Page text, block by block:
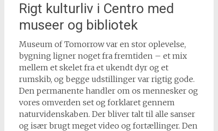
Rigt kulturliv i Centro med
museer og bibliotek
Museum of Tomorrow var en stor oplevelse,
bygning ligner noget fra fremtiden – et mix
mellem et skelet fra et ukendt dyr og et
rumskib, og begge udstillinger var rigtig gode.
Den permanente handler om os mennesker og
vores omverden set og forklaret gennem
naturvidenskaben. Der bliver talt til alle sanser
og især brugt meget video og fortællinger. Den